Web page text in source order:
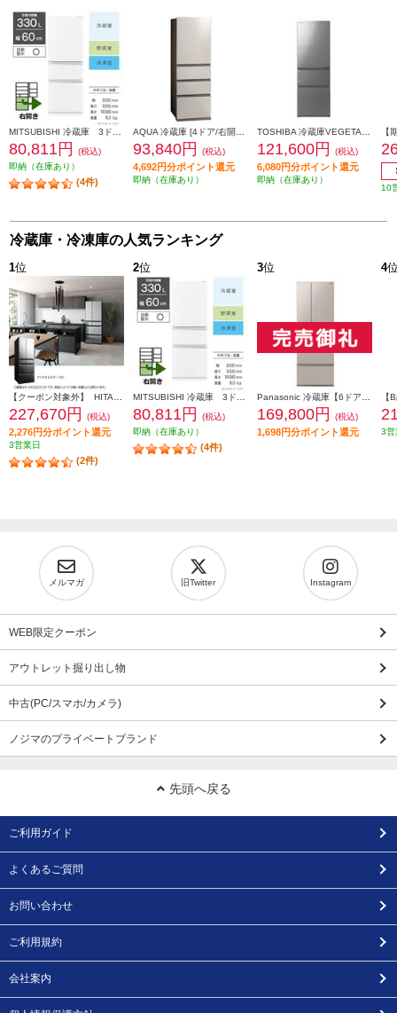
80,811円
(税込)
即納（在庫あり）
(4件)
93,840円 (税込)
4,692円分ポイント還元
即納（在庫あり）
121,600円 (税込)
6,080円分ポイント還元
即納（在庫あり）
10
冷蔵庫・冷凍庫の人気ランキング
1位
227,670円 (税込)
2,276円分ポイント還元
3営業日
(2件)
2位
80,811円
(税込)
即納（在庫あり）
(4件)
3位
169,800円 (税込)
1,698円分ポイント還元
4
3営
メルマガ 旧Twitter Instagram
WEB限定クーポン
アウトレット掘り出し物
中古(PC/スマホ/カメラ)
ノジマのプライベートブランド
先頭へ戻る
ご利用ガイド
よくあるご質問
お問い合わせ
ご利用規約
会社案内